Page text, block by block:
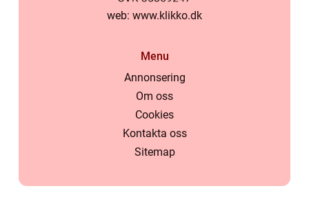
web: www.klikko.dk
Menu
Annonsering
Om oss
Cookies
Kontakta oss
Sitemap